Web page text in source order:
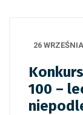
26
100 –